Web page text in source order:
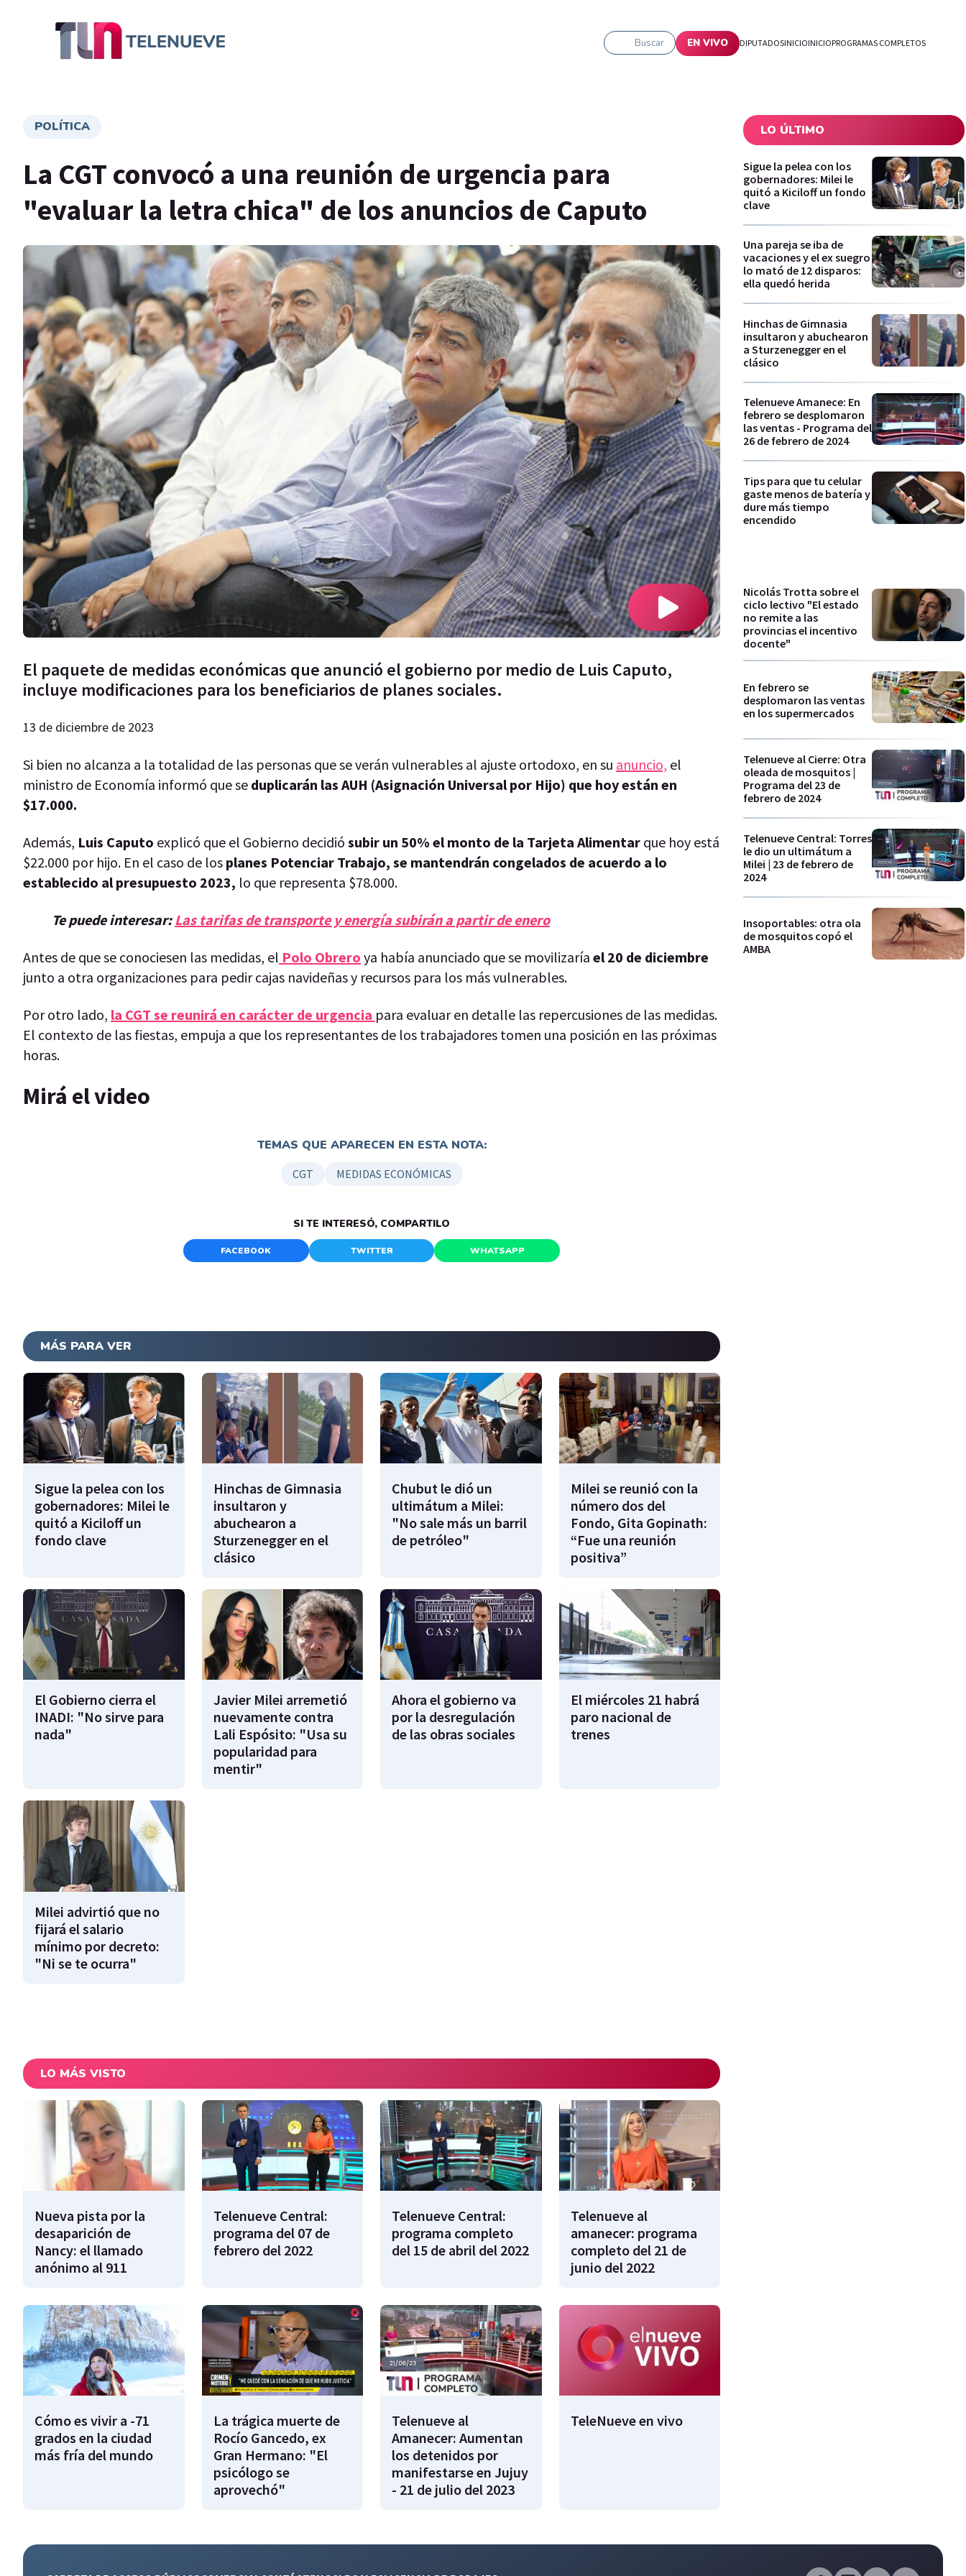
Buscar EN VIVO DIPUTADOSINICIOINICIOPROGRAMAS COMPLETOS
POLÍTICA
La CGT convocó a una reunión de urgencia para
"evaluar la letra chica" de los anuncios de Caputo
El paquete de medidas económicas que anunció el gobierno por medio de Luis Caputo,
incluye modificaciones para los beneficiarios de planes sociales.
13 de diciembre de 2023
Si bien no alcanza a la totalidad de las personas que se verán vulnerables al ajuste ortodoxo, en su anuncio, el
ministro de Economía informó que se duplicarán las AUH (Asignación Universal por Hijo) que hoy están en
$17.000.
Además, Luis Caputo explicó que el Gobierno decidió subir un 50% el monto de la Tarjeta Alimentar que hoy está
$22.000 por hijo. En el caso de los planes Potenciar Trabajo, se mantendrán congelados de acuerdo a lo
establecido al presupuesto 2023, lo que representa $78.000.
Te puede interesar: Las tarifas de transporte y energía subirán a partir de enero
Antes de que se conociesen las medidas, el Polo Obrero ya había anunciado que se movilizaría el 20 de diciembre
junto a otra organizaciones para pedir cajas navideñas y recursos para los más vulnerables.
Por otro lado, la CGT se reunirá en carácter de urgencia para evaluar en detalle las repercusiones de las medidas.
El contexto de las fiestas, empuja a que los representantes de los trabajadores tomen una posición en las próximas
horas.
Mirá el video
TEMAS QUE APARECEN EN ESTA NOTA:
CGT MEDIDAS ECONÓMICAS
SI TE INTERESÓ, COMPARTILO
FACEBOOK TWITTER WHATSAPP
MÁS PARA VER
Sigue la pelea con los
gobernadores: Milei le
quitó a Kiciloff un
fondo clave
Hinchas de Gimnasia
insultaron y
abuchearon a
Sturzenegger en el
clásico
Chubut le dió un
ultimátum a Milei:
"No sale más un barril
de petróleo"
Milei se reunió con la
número dos del
Fondo, Gita Gopinath:
“Fue una reunión
positiva”
El Gobierno cierra el
INADI: "No sirve para
nada"
Javier Milei arremetió
nuevamente contra
Lali Espósito: "Usa su
popularidad para
mentir"
Ahora el gobierno va
por la desregulación
de las obras sociales
El miércoles 21 habrá
paro nacional de
trenes
Milei advirtió que no
fijará el salario
mínimo por decreto:
"Ni se te ocurra"
LO MÁS VISTO
Nueva pista por la
desaparición de
Nancy: el llamado
anónimo al 911
Telenueve Central:
programa del 07 de
febrero del 2022
Telenueve Central:
programa completo
del 15 de abril del 2022
Telenueve al
amanecer: programa
completo del 21 de
junio del 2022
Cómo es vivir a -71
grados en la ciudad
más fría del mundo
La trágica muerte de
Rocío Gancedo, ex
Gran Hermano: "El
psicólogo se
aprovechó"
Telenueve al
Amanecer: Aumentan
los detenidos por
manifestarse en Jujuy
- 21 de julio del 2023
TeleNueve en vivo
LO ÚLTIMO
Sigue la pelea con los
gobernadores: Milei le
quitó a Kiciloff un fondo
clave
Una pareja se iba de
vacaciones y el ex suegro
lo mató de 12 disparos:
ella quedó herida
Hinchas de Gimnasia
insultaron y abuchearon
a Sturzenegger en el
clásico
Telenueve Amanece: En
febrero se desplomaron
las ventas - Programa del
26 de febrero de 2024
Tips para que tu celular
gaste menos de batería y
dure más tiempo
encendido
Nicolás Trotta sobre el
ciclo lectivo "El estado
no remite a las
provincias el incentivo
docente"
En febrero se
desplomaron las ventas
en los supermercados
Telenueve al Cierre: Otra
oleada de mosquitos |
Programa del 23 de
febrero de 2024
Telenueve Central: Torres
le dio un ultimátum a
Milei | 23 de febrero de
2024
Insoportables: otra ola
de mosquitos copó el
AMBA